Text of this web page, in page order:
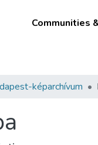
Communities
képarchívum